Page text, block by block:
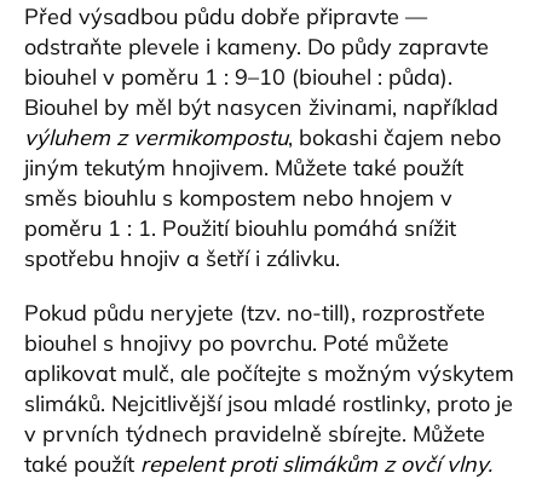
Před výsadbou půdu dobře připravte —
odstraňte plevele i kameny. Do půdy zapravte
biouhel v poměru 1 : 9–10 (biouhel : půda).
Biouhel by měl být nasycen živinami, například
výluhem z vermikompostu, bokashi čajem nebo
jiným tekutým hnojivem. Můžete také použít
směs biouhlu s kompostem nebo hnojem v
poměru 1 : 1. Použití biouhlu pomáhá snížit
spotřebu hnojiv a šetří i zálivku.
Pokud půdu neryjete (tzv. no-till), rozprostřete
biouhel s hnojivy po povrchu. Poté můžete
aplikovat mulč, ale počítejte s možným výskytem
slimáků. Nejcitlivější jsou mladé rostlinky, proto je
v prvních týdnech pravidelně sbírejte. Můžete
také použít repelent proti slimákům z ovčí vlny.